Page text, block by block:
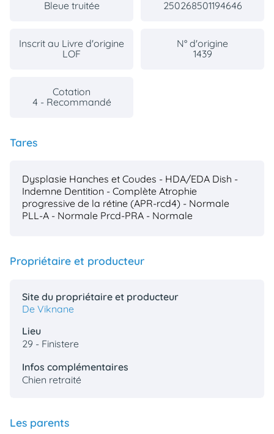
Bleue truitée
250268501194646
Inscrit au Livre d'origine
LOF
N° d'origine
1439
Cotation
4 - Recommandé
Tares
Dysplasie Hanches et Coudes - HDA/EDA Dish -
Indemne Dentition - Complète Atrophie
progressive de la rétine (APR-rcd4) - Normale
PLL-A - Normale Prcd-PRA - Normale
Propriétaire et producteur
Site du propriétaire et producteur
De Viknane
Lieu
29 - Finistere
Infos complémentaires
Chien retraité
Les parents